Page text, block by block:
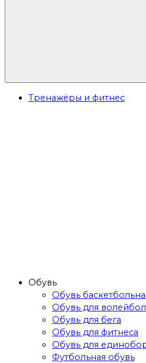
Тренажёры и фитнес
Обувь
Обувь
Обувь для
Обувь для бега
Обувь для фитнеса
Обувь для
Футбольная обувь